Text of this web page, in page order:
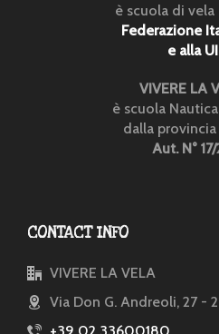
è scuola di
Federazione
e alla
VIVERE LA
è scuola
dalla
Aut. N°
CONTACT INFO
VIVERE LA VELA
Via Don G. Andreoli, 27 -